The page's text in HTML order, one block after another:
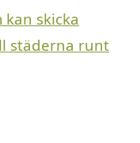
skicka
städerna runt